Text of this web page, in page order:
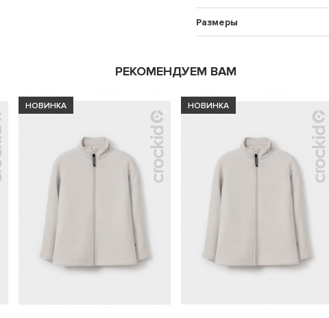
Размеры
РЕКОМЕНДУЕМ ВАМ
НОВИНКА НОВИНКА